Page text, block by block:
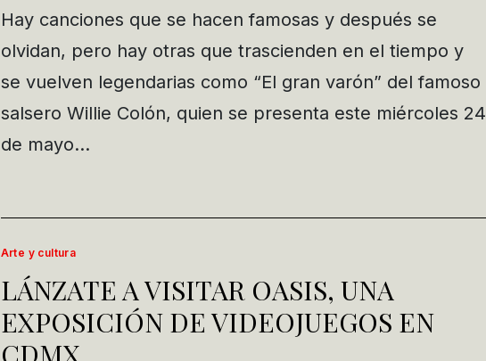
Hay canciones que se hacen famosas y después se
olvidan, pero hay otras que trascienden en el tiempo y
se vuelven legendarias como “El gran varón” del famoso
salsero Willie Colón, quien se presenta este miércoles 24
de mayo…
Arte y cultura
LÁNZATE A VISITAR OASIS, UNA
EXPOSICIÓN DE VIDEOJUEGOS EN
CDMX